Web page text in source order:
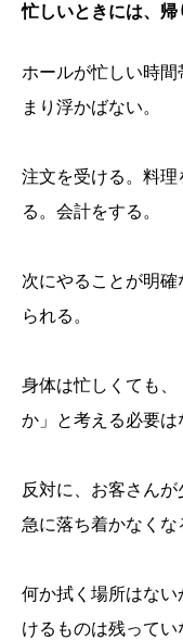
忙しいときには、
ホールが忙しい時
まり浮かばない。
注文を受ける。料理
る。会計をする。
次にやることが明
られる。
身体は忙しくても
か」と考える必要は
反対に、お客さん
急に落ち着かなくな
何か拭く場所はな
けるものは残ってい